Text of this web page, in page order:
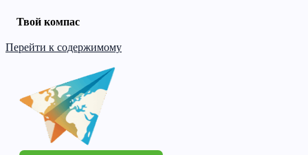
Твой компас
Перейти к содержимому